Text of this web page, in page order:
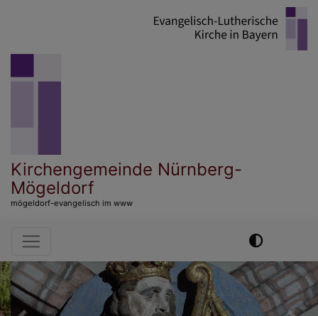
Kirchengemeinde Nürnberg-
Mögeldorf
mögeldorf-evangelisch im www
Hauptnavigation